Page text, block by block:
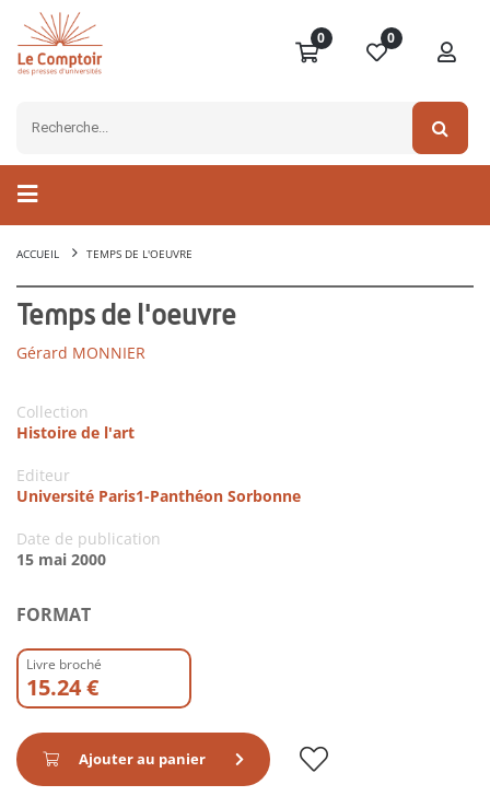
0 0
ACCUEIL TEMPS DE L'OEUVRE
Temps de l'oeuvre
Gérard MONNIER
Collection
Histoire de l'art
Editeur
Université Paris1-Panthéon Sorbonne
Date de publication
15 mai 2000
FORMAT
Livre broché
15.24 €
Ajouter au panier